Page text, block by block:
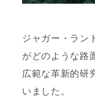
ジャガー・ラン
がどのような路
広範な革新的研
いました。